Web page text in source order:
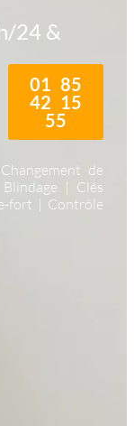
01 85
42 15
55
24 &
de
| Clés
fort | Contrôle